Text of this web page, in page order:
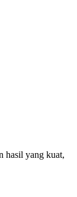
hasil yang kuat,